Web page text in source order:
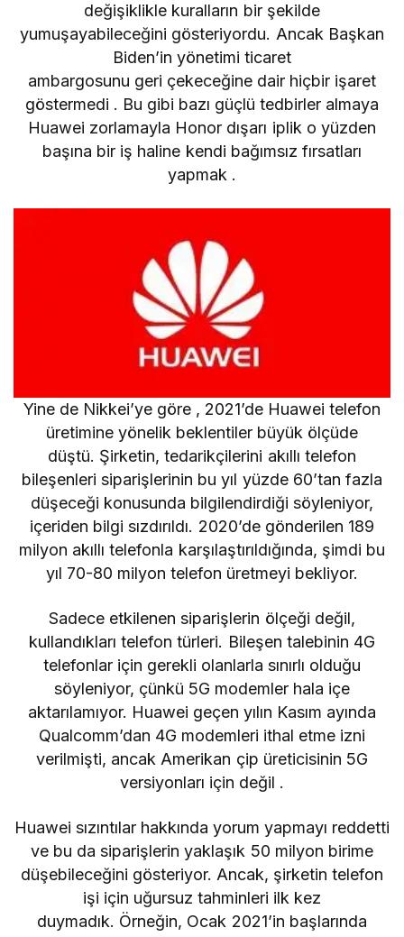
değişiklikle kuralların bir şekilde
yumuşayabileceğini gösteriyordu. Ancak Başkan
Biden’in yönetimi ticaret
ambargosunu geri çekeceğine dair hiçbir işaret
göstermedi . Bu gibi bazı güçlü tedbirler almaya
Huawei zorlamayla Honor dışarı iplik o yüzden
başına bir iş haline kendi bağımsız fırsatları
yapmak .
Yine de Nikkei’yegöre , 2021’de Huawei telefon
üretimine yönelik beklentiler büyük ölçüde
düştü. Şirketin, tedarikçilerini akıllı telefon
bileşenleri siparişlerinin bu yıl yüzde 60’tan fazla
düşeceği konusunda bilgilendirdiği söyleniyor,
içeriden bilgi sızdırıldı. 2020’de gönderilen 189
milyon akıllı telefonla karşılaştırıldığında, şimdi bu
yıl 70-80 milyon telefon üretmeyi bekliyor.
Sadece etkilenen siparişlerin ölçeği değil,
kullandıkları telefon türleri. Bileşen talebinin 4G
telefonlar için gerekli olanlarla sınırlı olduğu
söyleniyor, çünkü 5G modemler hala içe
aktarılamıyor. Huawei geçen yılın Kasım ayında
Qualcomm’dan 4G modemleri ithal etme izni
verilmişti, ancakAmerikan çip üreticisinin 5G
versiyonları için değil .
Huawei sızıntılar hakkında yorum yapmayı reddetti
ve bu da siparişlerin yaklaşık 50 milyon birime
düşebileceğini gösteriyor. Ancak, şirketin telefon
işi için uğursuz tahminleri ilk kez
duymadık. Örneğin, Ocak 2021’in başlarında